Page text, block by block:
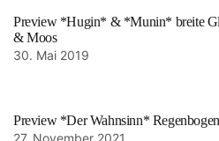
Preview *Hugin* & *Munin* breite
& Moos
30. Mai 2019
Preview *Der Wahnsinn*